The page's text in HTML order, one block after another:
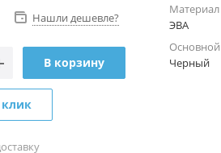
Нашли дешевле?
В корзину
клик
Материал
ЭВА
Основной
Черный